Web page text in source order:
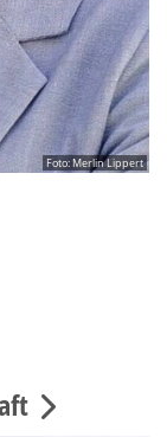
Foto: Merlin Lippert